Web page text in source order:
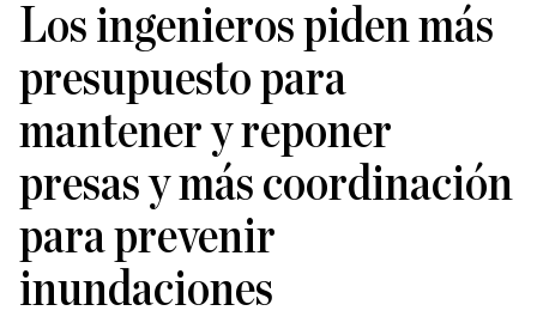
Los ingenieros piden más
presupuesto para
mantener y reponer
presas y más coordinación
para prevenir
inundaciones